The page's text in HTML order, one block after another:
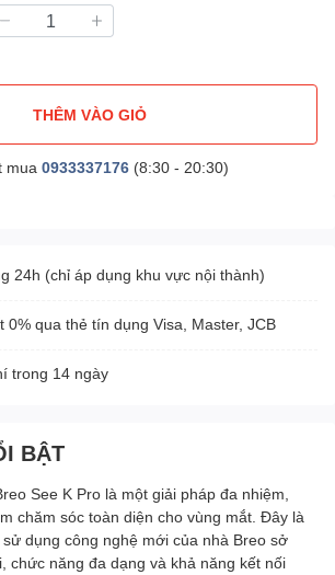
THÊM VÀO GIỎ
mua 0933337176(8:30 - 20:30)
24h (chỉ áp dụng khu vực nội thành)
0% qua thẻ tín dụng Visa, Master, JCB
trong 14 ngày
BẬT
See K Pro là một giải pháp đa nhiệm,
chăm sóc toàn diện cho vùng mắt. Đây là
dụng công nghệ mới của nhà Breo sở
chức năng đa dạng và khả năng kết nối